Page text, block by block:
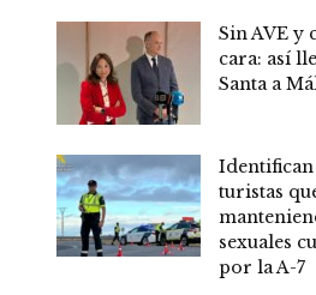
Sin AVE y
cara: así
Santa a
Identifican
turistas
sexuales
por la A-7